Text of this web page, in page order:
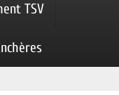
TSV